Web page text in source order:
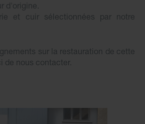
d'origine.
et cuir sélectionnées par notre
sur la restauration de cette
de nous contacter.